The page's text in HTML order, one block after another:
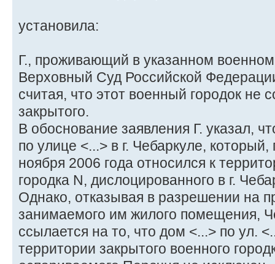
установила:
Г., проживающий в указанном
Верховный Суд Российской
считая, что этот военный городок не
закрытого.
В обоснование заявления Г. указал,
по улице <...> в г. Чебаркуле,
ноября 2006 года относился к
городка N, дислоцированного в г.
Однако, отказывая в разрешении на
занимаемого им жилого помещения,
ссылается на то, что дом <...> по ул.
территории закрытого военного